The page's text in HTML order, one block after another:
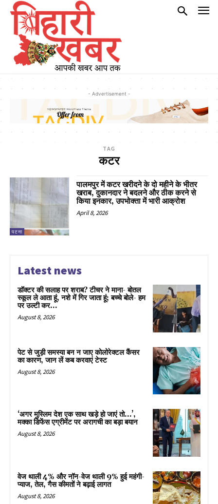
- Advertisement -
TAG
कटर
पटना
पालमपुर में कटर खरीदने के दो महीने के भीतर
खराब, दुकानदार ने बदलने और ठीक करने से
किया इनकार, उपभोक्ता में भारी आक्रोश
April 8, 2026
Latest news
डॉक्टर की सलाह पर शराब? टीचर ने माना- बोतल
स्कूल ले आता हूं, नशे में गिर जाता हूं; बच्चे बोले- हम
पर उल्टी कर...
August 8, 2026
पेट से जुड़ी समस्या बन न जाए कोलोरेक्टल कैंसर
का कारण, जान लें कब करवाएं टेस्ट
August 8, 2026
‘अगर मुस्लिम देश एक साथ खड़े हो जाएं तो…’,
मक्का डिफेंस एग्रीमेंट पर अरागची का बड़ा बयान
August 8, 2026
वेज थाली 4% और नॉन-वेज थाली 9% हुई महंगी-
प्याज, तेल, गैस कीमतों ने बढ़ाई लागत
August 8, 2026